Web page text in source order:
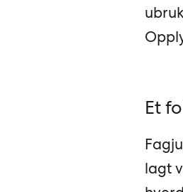
Et
lagt